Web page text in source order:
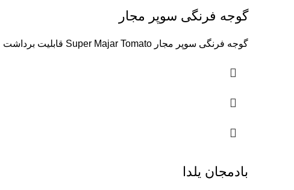
گوجه فرنگی سوپر مجار
گوجه فرنگی سوپر مجار Super Majar Tomato قابلیت برداشت ۸۰ : روز پس از انتقال نشاء شکل میوه : گرد،
بادمجان یلدا